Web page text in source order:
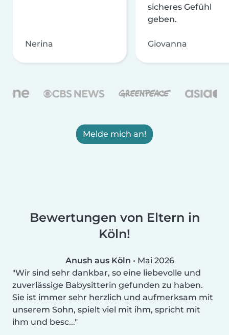
Nerina
sicheres Gefühl
geben.
Giovanna
Melde mich an!
Bewertungen von Eltern in
Köln!
Anush aus Köln • Mai 2026
Wir sind sehr dankbar, so eine liebevolle und
zuverlässige Babysitterin gefunden zu haben.
Sie ist immer sehr herzlich und aufmerksam mit
unserem Sohn, spielt viel mit ihm, spricht mit
ihm und besc...